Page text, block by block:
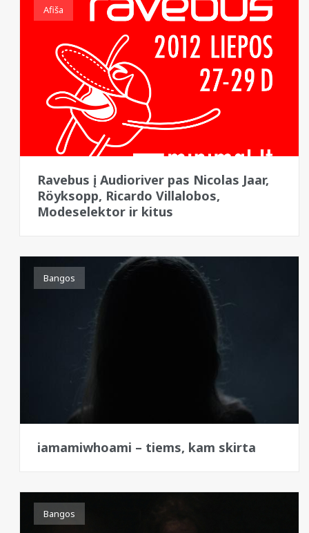
Afiša
Ravebus į Audioriver pas Nicolas Jaar,
Röyksopp, Ricardo Villalobos,
Modeselektor ir kitus
Bangos
iamamiwhoami – tiems, kam skirta
Bangos